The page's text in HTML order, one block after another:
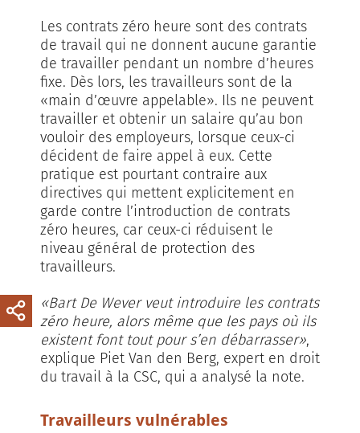
Les contrats zéro heure sont des contrats
de travail qui ne donnent aucune garantie
de travailler pendant un nombre d’heures
fixe. Dès lors, les travailleurs sont de la
«main d’œuvre appelable». Ils ne peuvent
travailler et obtenir un salaire qu’au bon
vouloir des employeurs, lorsque ceux-ci
décident de faire appel à eux. Cette
pratique est pourtant contraire aux
directives qui mettent explicitement en
garde contre l’introduction de contrats
zéro heures, car ceux-ci réduisent le
niveau général de protection des
travailleurs.
«Bart De Wever veut introduire les contrats
zéro heure, alors même que les pays où ils
existent font tout pour s’en débarrasser»,
explique Piet Van den Berg, expert en droit
du travail à la CSC, qui a analysé la note.
Travailleurs vulnérables